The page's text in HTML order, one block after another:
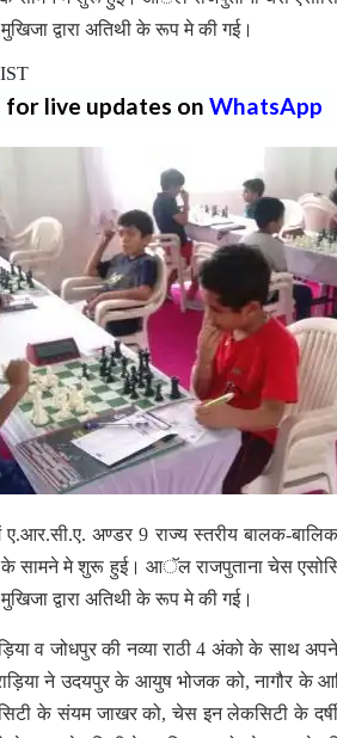
द्वारा अतिथी के रूप मे की गई।
for live updates on WhatsApp
अण्डर 9 राज्य स्तरीय बालक-
के सामने मे शुरू हुई। आॅल राजपुताना चेस
द्वारा अतिथी के रूप मे की गई।
व जोधपुर की नव्या राठी 4 अंको के साथ
ने उदयपुर के आयुष भोजक को, नागौर के
के संयम जाखर को, चेस इन लेकसिटी के